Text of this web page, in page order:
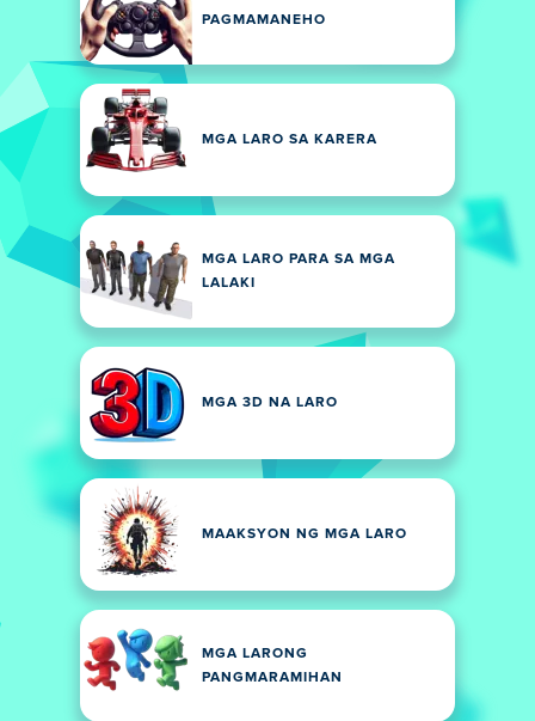
PAGMAMANEHO
MGA LARO SA KARERA
MGA LARO PARA SA MGA
LALAKI
MGA 3D NA LARO
MAAKSYON NG MGA LARO
MGA LARONG
PANGMARAMIHAN